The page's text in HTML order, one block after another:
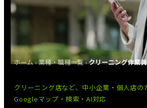
ホーム›業種・職種一覧›クリーニング作業員
クリーニング店など、中小企業・個人店の
Googleマップ・検索・AI対応